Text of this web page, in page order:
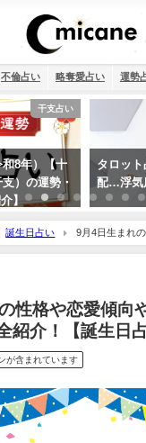
不倫占い 略奪愛占い 運勢
恋愛
浮気が心
ック！
タロッ
る？彼氏
ます！
誕生日占い
9月4日生まれ
【誕生日占い】
性格や恋愛傾向
紹介！【誕生日占
が含まれています